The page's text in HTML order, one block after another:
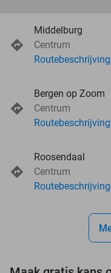
Middelburg
Centrum
Routebeschrijving
Bergen op Zoom
Centrum
Routebeschrijving
Roosendaal
Centrum
Routebeschrijving